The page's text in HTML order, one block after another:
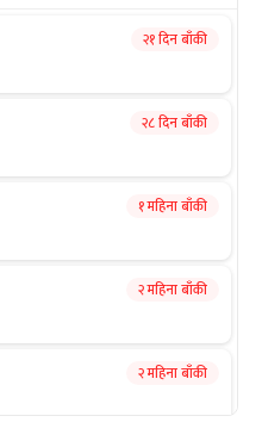
२१ दिन बाँकी
२८ दिन बाँकी
१ महिना बाँकी
२ महिना बाँकी
२ महिना बाँकी